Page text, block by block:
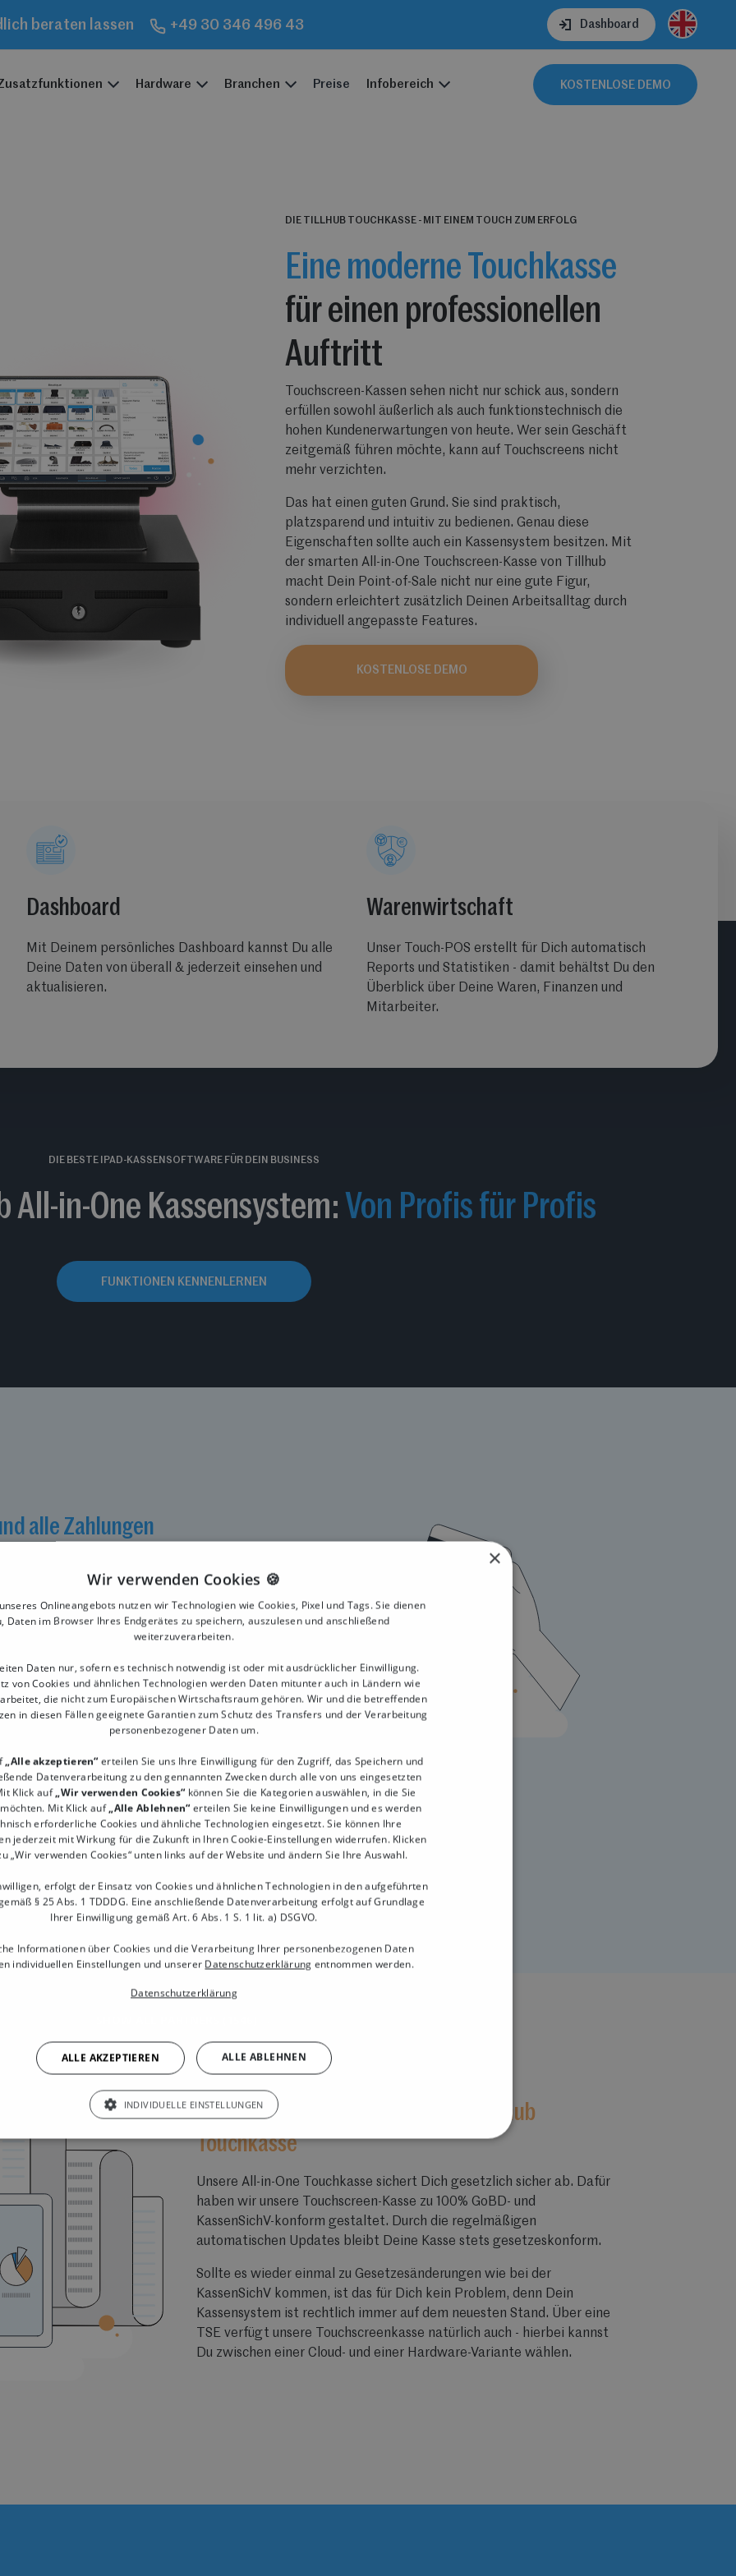
beraten lassen +49 30 346 496 43 Dashboard
Hardware Branchen Preise Infobereich KOSTENLOSE DEMO
DIE TILLHUB TOUCHKASSE - MIT EINEM TOUCH ZUM ERFOLG
Eine moderne Touchkasse
für einen professionellen
Auftritt
Touchscreen-Kassen sehen nicht nur schick aus, sondern
erfüllen sowohl äußerlich als auch funktionstechnisch die
hohen Kundenerwartungen von heute. Wer sein Geschäft
zeitgemäß führen möchte, kann auf Touchscreens nicht
mehr verzichten.
Das hat einen guten Grund. Sie sind praktisch,
platzsparend und intuitiv zu bedienen. Genau diese
Eigenschaften sollte auch ein Kassensystem besitzen. Mit
der smarten All-in-One Touchscreen-Kasse von Tillhub
macht Dein Point-of-Sale nicht nur eine gute Figur,
sondern erleichtert zusätzlich Deinen Arbeitsalltag durch
individuell angepasste Features.
KOSTENLOSE DEMO
Dashboard
Mit Deinem persönliches Dashboard kannst Du alle
Deine Daten von überall & jederzeit einsehen und
aktualisieren.
Warenwirtschaft
Unser Touch-POS erstellt für Dich automatisch
Reports und Statistiken - damit behältst Du den
Überblick über Deine Waren, Finanzen und
Mitarbeiter.
DIE BESTE IPAD-KASSENSOFTWARE FÜR DEIN BUSINESS
All-in-One Kassensystem: Von Profis für Profis
FUNKTIONEN KENNENLERNEN
alle Zahlungen
und effizient
es möglich. Mit
von überall innerhalb
festen Standort
sich unsere Kasse
alle Zahlungsarten
Kartenzahlung, sowie
Apple Pay? Auch
über Deine
100 % finanzamtkonform
mit der Tillhub
Touchkasse
Unsere All-in-One Touchkasse sichert Dich gesetzlich sicher ab. Dafür
haben wir unsere Touchscreen-Kasse zu 100% GoBD- und
KassenSichV-konform gestaltet. Durch die regelmäßigen
automatischen Updates bleibt Deine Kasse stets gesetzeskonform.
Sollte es wieder einmal zu Gesetzesänderungen wie bei der
KassenSichV kommen, ist das für Dich kein Problem, denn Dein
Kassensystem ist rechtlich immer auf dem neuesten Stand. Über eine
TSE verfügt unsere Touchscreenkasse natürlich auch - hierbei kannst
Du zwischen einer Cloud- und einer Hardware-Variante wählen.
×
Wir verwenden Cookies 🍪
Onlineangebots nutzen wir Technologien wie Cookies, Pixel und Tags. Sie dienen
Daten im Browser Ihres Endgerätes zu speichern, auszulesen und anschließend
weiterzuverarbeiten.
Daten nur, sofern es technisch notwendig ist oder mit ausdrücklicher Einwilligung.
von Cookies und ähnlichen Technologien werden Daten mitunter auch in Ländern wie
die nicht zum Europäischen Wirtschaftsraum gehören. Wir und die betreffenden
in diesen Fällen geeignete Garantien zum Schutz des Transfers und der Verarbeitung
personenbezogener Daten um.
„Alle akzeptieren“ erteilen Sie uns Ihre Einwilligung für den Zugriff, das Speichern und
Datenverarbeitung zu den gennannten Zwecken durch alle von uns eingesetzten
Klick auf„Wir verwenden Cookies“ können Sie die Kategorien auswählen, in die Sie
Mit Klick auf„Alle Ablehnen“ erteilen Sie keine Einwilligungen und es werden
erforderliche Cookies und ähnliche Technologien eingesetzt. Sie können Ihre
jederzeit mit Wirkung für die Zukunft in Ihren Cookie-Einstellungen widerrufen. Klicken
„Wir verwenden Cookies“ unten links auf der Website und ändern Sie Ihre Auswahl.
erfolgt der Einsatz von Cookies und ähnlichen Technologien in den aufgeführten
§ 25 Abs. 1 TDDDG. Eine anschließende Datenverarbeitung erfolgt auf Grundlage
Ihrer Einwilligung gemäß Art. 6 Abs. 1 S. 1 lit. a) DSGVO.
Informationen über Cookies und die Verarbeitung Ihrer personenbezogenen Daten
individuellen Einstellungen und unserer Datenschutzerklärung entnommen werden.
Datenschutzerklärung
ALLE AKZEPTIEREN ALLE ABLEHNEN
INDIVIDUELLE EINSTELLUNGEN